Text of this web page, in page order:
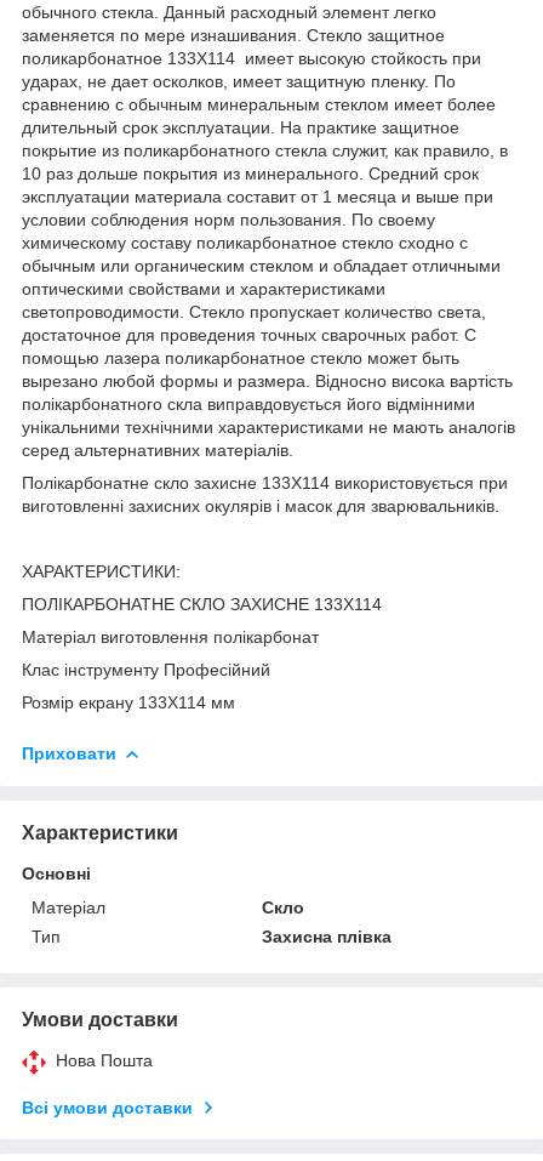
обычного стекла. Данный расходный элемент легко
заменяется по мере изнашивания. Стекло защитное
поликарбонатное 133Х114 имеет высокую стойкость при
ударах, не дает осколков, имеет защитную пленку. По
сравнению с обычным минеральным стеклом имеет более
длительный срок эксплуатации. На практике защитное
покрытие из поликарбонатного стекла служит, как правило, в
10 раз дольше покрытия из минерального. Средний срок
эксплуатации материала составит от 1 месяца и выше при
условии соблюдения норм пользования. По своему
химическому составу поликарбонатное стекло сходно с
обычным или органическим стеклом и обладает отличными
оптическими свойствами и характеристиками
светопроводимости. Стекло пропускает количество света,
достаточное для проведения точных сварочных работ. С
помощью лазера поликарбонатное стекло может быть
вырезано любой формы и размера. Відносно висока вартість
полікарбонатного скла виправдовується його відмінними
унікальними технічними характеристиками не мають аналогів
серед альтернативних матеріалів.
Полікарбонатне скло захисне 133Х114 використовується при
виготовленні захисних окулярів і масок для зварювальників.
ХАРАКТЕРИСТИКИ:
ПОЛІКАРБОНАТНЕ СКЛО ЗАХИСНЕ 133Х114
Матеріал виготовлення полікарбонат
Клас інструменту Професійний
Розмір екрану 133Х114 мм
Приховати
Характеристики
Основні
Матеріал
Скло
Тип
Захисна плівка
Умови доставки
Нова Пошта
Всі умови доставки